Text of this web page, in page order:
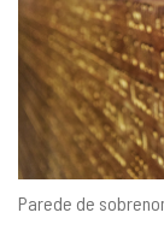
Parede de